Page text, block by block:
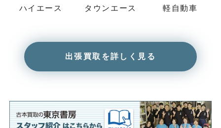
ハイエース タウンエース 軽自動車
出張買取を詳しく見る